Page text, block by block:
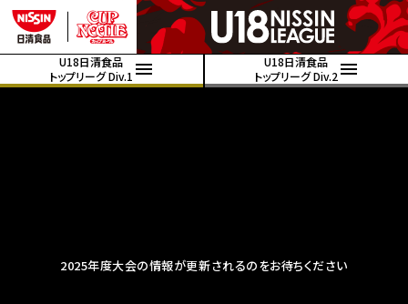
U18日清食品
トップリーグ Div.1
U18日清食品
トップリーグ Div.2
2025年度大会の情報が更新されるのをお待ちください